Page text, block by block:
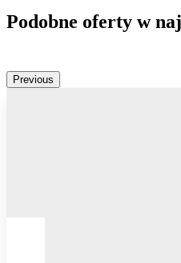
Podobne oferty w
Previous